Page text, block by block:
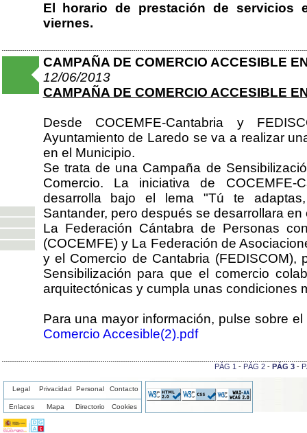
El horario de prestación de servicios
viernes.
CAMPAÑA DE COMERCIO ACCESIBLE
12/06/2013
CAMPAÑA DE COMERCIO ACCESIBLE
Desde COCEMFE-Cantabria y
Ayuntamiento de Laredo se va a realizar
en el Municipio.
Se trata de una Campaña de
Comercio. La iniciativa de
desarrolla bajo el lema "Tú te
Santander, pero después se desarrollara
La Federación Cántabra de Personas
(COCEMFE) y La Federación de
y el Comercio de Cantabria
Sensibilización para que el comercio
arquitectónicas y cumpla unas condiciones
Para una mayor información, pulse sobre
Comercio Accesible(2).pdf
PÁG 1 - PÁG 2 - PÁG 3 -
Legal Privacidad Personal Contacto
Enlaces Mapa Directorio Cookies